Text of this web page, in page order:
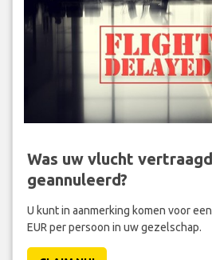
Was uw vlucht
geannuleerd?
U kunt in aanmerking komen voor
EUR per persoon in uw gezelschap.